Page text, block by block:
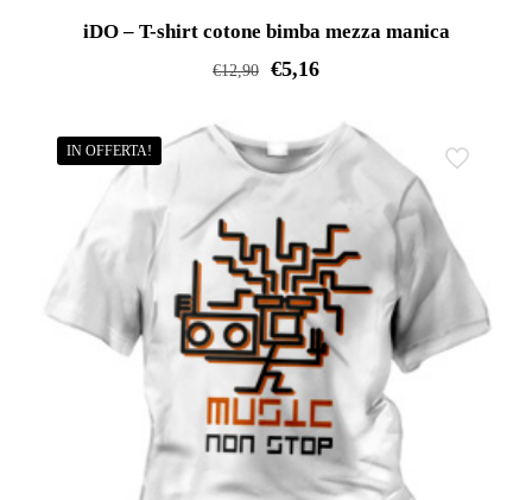
iDO – T-shirt cotone bimba mezza manica
€12,90 €5,16
prodotto
ha
varianti.
Le
opzioni
possono
essere
scelte
nella
pagina
IN OFFERTA!